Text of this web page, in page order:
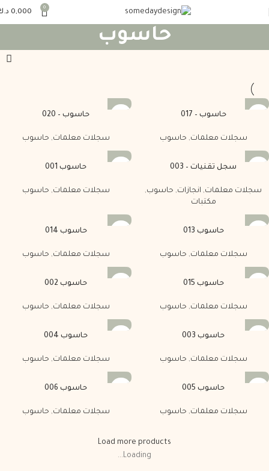
0
0,000
حاسوب
حاسوب – 017
سجلات معلمات, حاسوب
حاسوب – 020
سجلات معلمات, حاسوب
سجل تقنيات – 003
سجلات معلمات, انجازات, حاسوب,
مكتبات
حاسوب 001
سجلات معلمات, حاسوب
حاسوب 013
سجلات معلمات, حاسوب
حاسوب 014
سجلات معلمات, حاسوب
حاسوب 015
سجلات معلمات, حاسوب
حاسوب 002
سجلات معلمات, حاسوب
حاسوب 003
سجلات معلمات, حاسوب
حاسوب 004
سجلات معلمات, حاسوب
حاسوب 005
سجلات معلمات, حاسوب
حاسوب 006
سجلات معلمات, حاسوب
Load more products
Loading...